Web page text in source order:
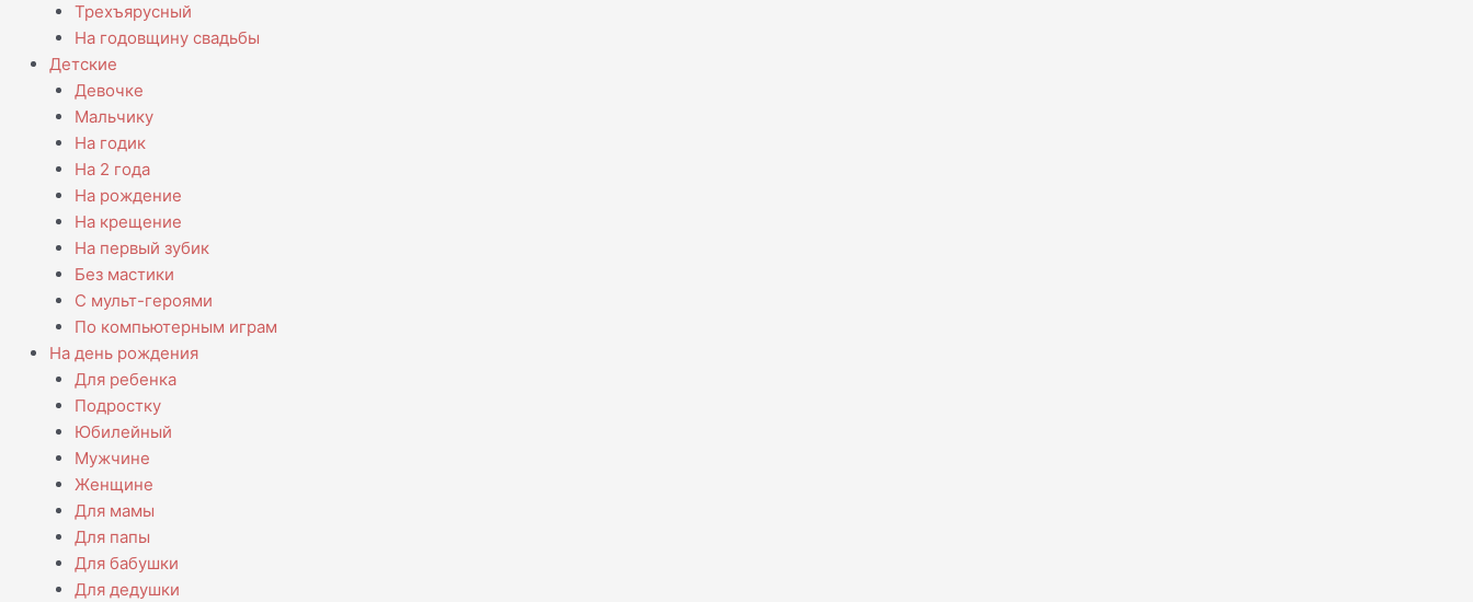
Трехъярусный
На годовщину свадьбы
Детские
Девочке
Мальчику
На годик
На 2 года
На рождение
На крещение
На первый зубик
Без мастики
С мульт-героями
По компьютерным играм
На день рождения
Для ребенка
Подростку
Юбилейный
Мужчине
Женщине
Для мамы
Для папы
Для бабушки
Для дедушки